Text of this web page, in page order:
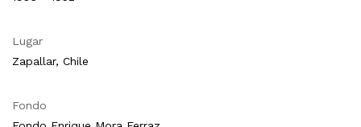
Lugar
Zapallar, Chile
Fondo